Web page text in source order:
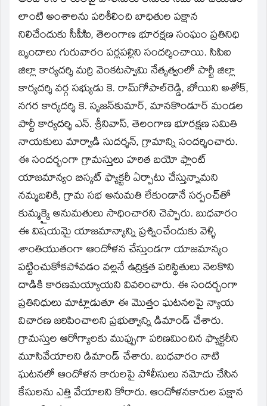
లాంటి అంశాలను పరిశీలించి బాధితుల పక్షాన
నిలిచేందుకు సీపీిఐ, తెలంగాణ భూరక్షణ సంఘం ప్రతినిధి
బృందాలు గురువారం పర్లపల్లిని సందర్శించాయి. సిపిఐ
జిల్లా కార్యదర్శి మర్రి వెంకటస్వామి నేతృత్వంలో పార్టీ జిల్లా
కార్యదర్శి వర్గ సభ్యుడు కె. రామ్‌గోపాల్‌రెడ్డి, బోయిని అశోక్‌,
నగర కార్యదర్శి కె. సృజన్‌కుమార్‌, మానకొండూర్‌ మండల
పార్టీ కార్యదర్శి ఎన్‌. శ్రీనివాస్‌, తెలంగాణ భూరక్షణ సమితి
నాయకులు మార్వాడి సుదర్శన్‌, గ్రామాన్ని సందర్శించారు.
ఈ సందర్భంగా గ్రామస్తులు హరిత బయో ఫ్లాంట్‌
యాజమాన్యం బిస్కట్‌ ఫ్యాక్టరీ ఏర్పాటు చేస్తున్నామని
నమ్మబలికి, గ్రామ సభ అనుమతి లేకుండానే సర్పంచ్‌తో
కుమ్మక్కై అనుమతులు సాధించారని చెప్పారు. బుధవారం
ఈ విషయమై యాజమాన్యాన్ని ప్రశ్నించేందుకు వెళ్ళి
శాంతియుతంగా ఆందోళన చేస్తుండగా యాజమాన్యం
పట్టించుకోకపోవడం వల్లనే ఉద్రిక్తత పరిస్థితులు నెలకొని
దాడికి కారణమయ్యాయని వివరించారు. ఈ సందర్భంగా
ప్రతినిధులు మాట్లాడుతూ ఈ మొత్తం ఘటనలపై న్యాయ
విచారణ జరిపించాలని ప్రభుత్వాన్ని డిమాండ్‌ చేశారు.
గ్రామస్తుల ఆరోగ్యాలకు ముప్పుగా పరిణమించిన ఫ్యాక్టరీని
మూసివేయాలని డిమాండ్‌ చేశారు. బుధవారం నాటి
ఘటనలో ఆందోళన కారులపై పోలీసులు నమోదు చేసిన
కేసులను ఎత్తి వేయాలని కోరారు. ఆందోళనకారుల పక్షాన